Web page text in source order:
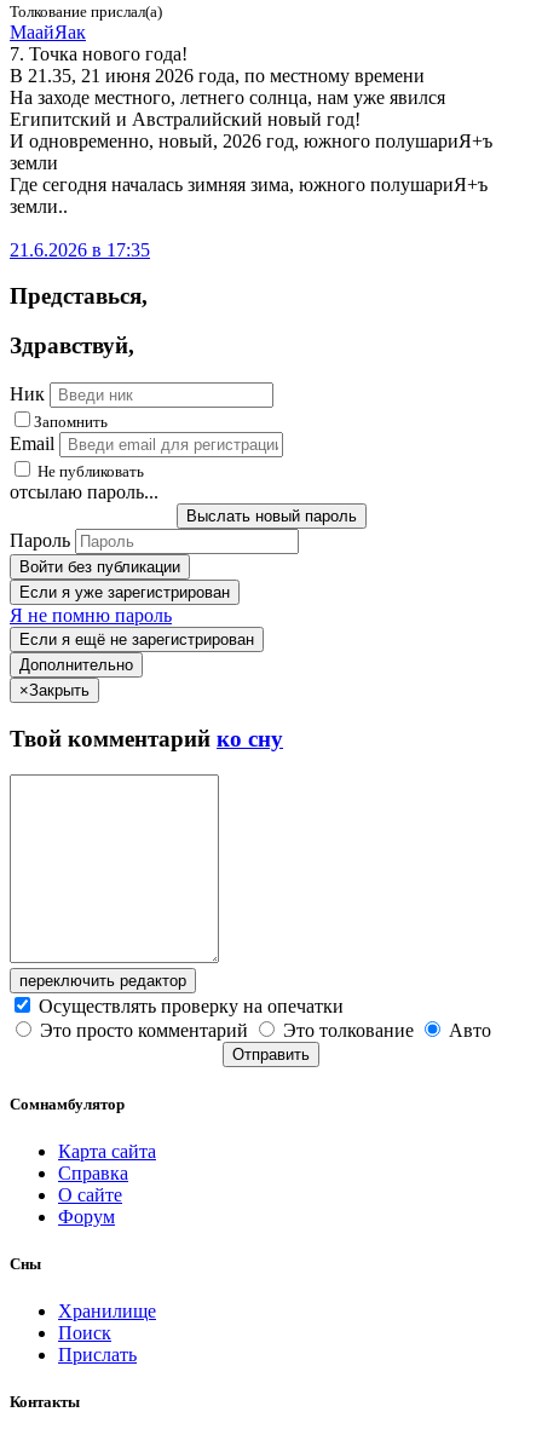
Толкование прислал(а)
МаайЯак
7. Точка нового года!
В 21.35, 21 июня 2026 года, по местному времени
На заходе местного, летнего солнца, нам уже явился
Египитский и Австралийский новый год!
И одновременно, новый, 2026 год, южного полушариЯ+ъ
земли
Где сегодня началась зимняя зима, южного полушариЯ+ъ
земли..
21.6.2026 в 17:35
Представься,
Здравствуй,
Ник
Запомнить
Email
Не публиковать
отсылаю пароль...
Выслать новый пароль
Пароль
Войти без публикации
Если я уже зарегистрирован
Я не помню пароль
Если я ещё не зарегистрирован
Дополнительно
×Закрыть
Твой комментарий ко сну
переключить редактор
Осуществлять проверку на опечатки
Это просто комментарий
Это толкование Авто
Отправить
Сомнамбулятор
Карта сайта
Справка
О сайте
Форум
Сны
Хранилище
Поиск
Прислать
Контакты